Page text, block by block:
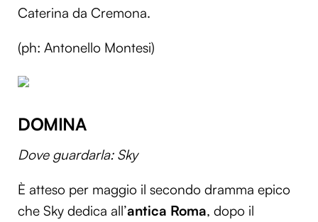
Caterina da Cremona.
(ph: Antonello Montesi)
DOMINA
Dove guardarla: Sky
È atteso per maggio il secondo dramma epico
che Sky dedica all’antica Roma, dopo il